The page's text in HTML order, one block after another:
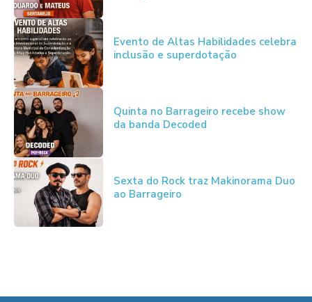
Evento de Altas Habilidades celebra
inclusão e superdotação
Quinta no Barrageiro recebe show
da banda Decoded
Sexta do Rock traz Makinorama Duo
ao Barrageiro